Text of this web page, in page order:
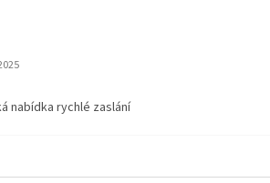
obchodu je 5 z 5 hvězdiček.
nabídka rychlé zaslání